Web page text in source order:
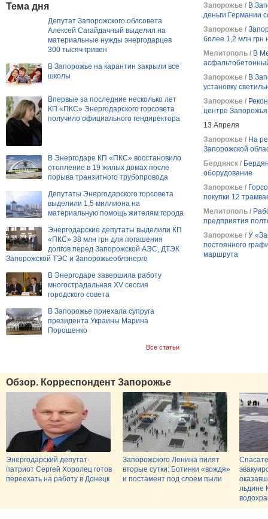
Тема дня
Депутат Запорожского облсовета
Алексей Сагайдачный выделил на
материальные нужды энергодарцев
300 тысяч гривен
В Запорожье на карантин закрыли все
школы
Впервые за последние несколько лет
КП «ПКС» Энергодарского горсовета
получило официального гендиректора
В Энергодаре КП «ПКС» восстановило
отопление в 19 жилых домах после
порыва транзитного трубопровода
Депутаты Энергодарского горсовета
выделили 1,5 миллиона на
материальную помощь жителям города
Энергодарские депутаты выделили КП
«ПКС» 38 млн грн для погашения
долгов перед Запорожской АЭС, ДТЭК
Запорожской ТЭС и Запорожьеоблэнерго
В Энергодаре завершила работу
многострадальная ХV сессия
городского совета
В Запорожье приехала супруга
президента Украины Марина
Порошенко
Все статьи
Запорожье / В
деньги Германии
Запорожье /
более 1,2 млн грн
Мелитополь / В
Запорожье / В
установку
Запорожье /
центре
13 Апреля
Запорожье / На
Запорожской
Бердянск /
оборудование
Запорожье /
покупки 12
Мелитополь /
предприятия
Запорожье / У
постоянного
маршрута
Обзор. Корреспондент Запорожье
Энергодарский депутат-
патриот Сергей Хоролец готов
переехать на работу в Донецк
Запорожского Ленина пилят
вторые сутки: Ботинки «вождя»
и постамент под слоем пыли
льдине